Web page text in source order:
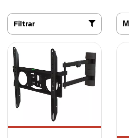
Filtrar